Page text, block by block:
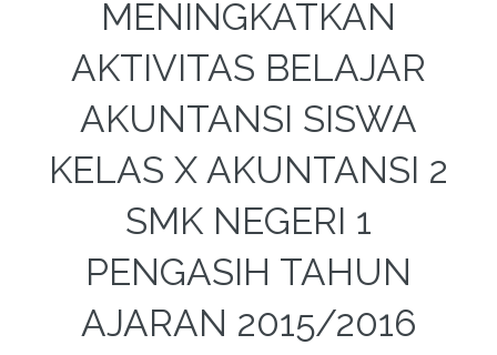
MENINGKATKAN
AKTIVITAS BELAJAR
AKUNTANSI SISWA
KELAS X AKUNTANSI 2
SMK NEGERI 1
PENGASIH TAHUN
AJARAN 2015/2016